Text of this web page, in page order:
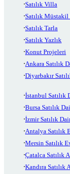
Satılık Villa
Satılık Müstakil
Satılık Tarla
Satılık Yazlık
Konut Projeleri
Ankara Satılık
Diyarbakır
İstanbul Satılık
Bursa Satılık
İzmir Satılık
Antalya Satılık
Mersin Satılık
Çatalca Satılık
Kandıra Satılık